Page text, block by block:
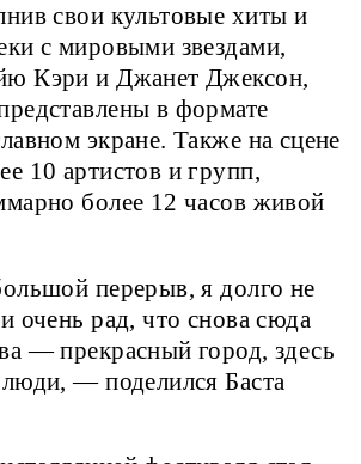
свои культовые хиты и
с мировыми звездами,
Кэри и Джанет Джексон,
в формате
экране. Также на сцене
10 артистов и групп,
более 12 часов живой
перерыв, я долго не
очень рад, что снова сюда
— прекрасный город, здесь
люди, — поделился Баста